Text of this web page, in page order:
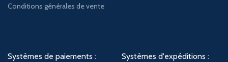
Conditions générales de vente
Systèmes de paiements : Systèmes d'expéditions :